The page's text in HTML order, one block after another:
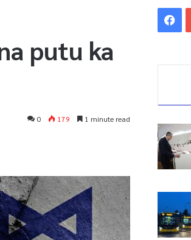
putu ka
0 179 1 minute read